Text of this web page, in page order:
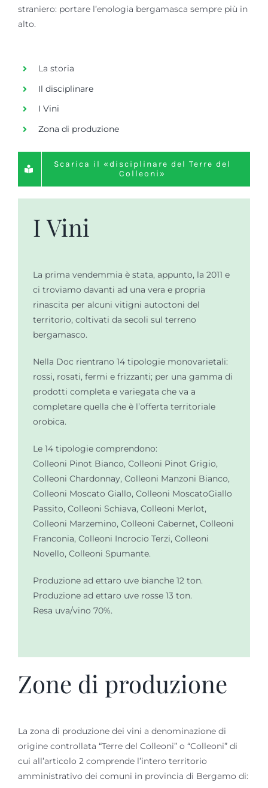
straniero: portare l’enologia bergamasca sempre più in
alto.
La storia
Il disciplinare
I Vini
Zona di produzione
Scarica il «disciplinare del Terre del
Colleoni»
I Vini
La prima vendemmia è stata, appunto, la 2011 e
ci troviamo davanti ad una vera e propria
rinascita per alcuni vitigni autoctoni del
territorio, coltivati da secoli sul terreno
bergamasco.
Nella Doc rientrano 14 tipologie monovarietali:
rossi, rosati, fermi e frizzanti; per una gamma di
prodotti completa e variegata che va a
completare quella che è l’offerta territoriale
orobica.
Le 14 tipologie comprendono:
Colleoni Pinot Bianco, Colleoni Pinot Grigio,
Colleoni Chardonnay, Colleoni Manzoni Bianco,
Colleoni Moscato Giallo, Colleoni MoscatoGiallo
Passito, Colleoni Schiava, Colleoni Merlot,
Colleoni Marzemino, Colleoni Cabernet, Colleoni
Franconia, Colleoni Incrocio Terzi, Colleoni
Novello, Colleoni Spumante.
Produzione ad ettaro uve bianche 12 ton.
Produzione ad ettaro uve rosse 13 ton.
Resa uva/vino 70%.
Zone di produzione
La zona di produzione dei vini a denominazione di
origine controllata “Terre del Colleoni” o “Colleoni” di
cui all’articolo 2 comprende l’intero territorio
amministrativo dei comuni in provincia di Bergamo di: